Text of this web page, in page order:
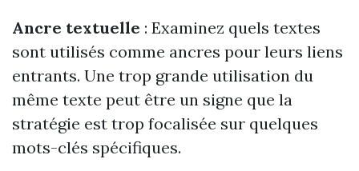
Ancre textuelle : Examinez quels textes
sont utilisés comme ancres pour leurs liens
entrants. Une trop grande utilisation du
même texte peut être un signe que la
stratégie est trop focalisée sur quelques
mots-clés spécifiques.